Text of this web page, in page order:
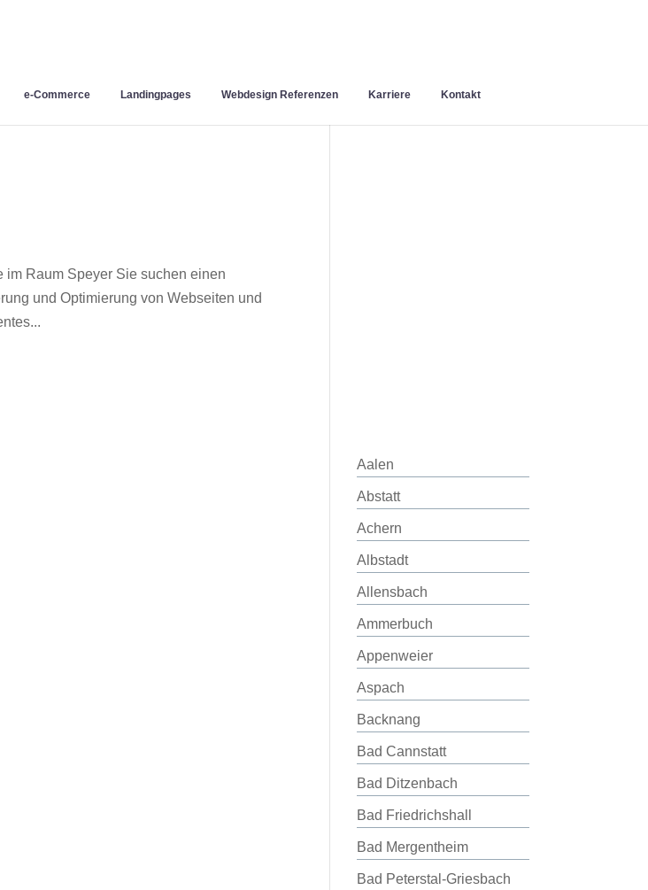
e-Commerce Landingpages Webdesign Referenzen Karriere Kontakt
im Raum Speyer Sie suchen einen
und Optimierung von Webseiten und
Aalen
Abstatt
Achern
Albstadt
Allensbach
Ammerbuch
Appenweier
Aspach
Backnang
Bad Cannstatt
Bad Ditzenbach
Bad Friedrichshall
Bad Mergentheim
Bad Peterstal-Griesbach